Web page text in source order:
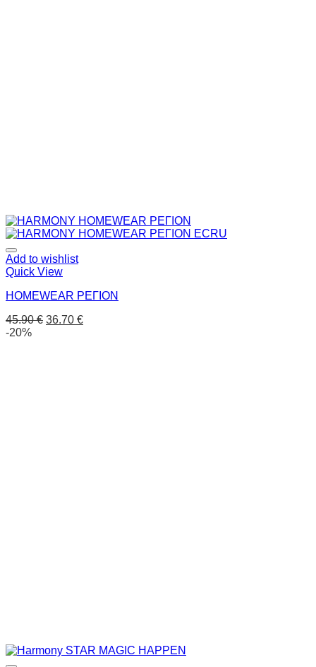
Add to wishlist
Quick View
HOMEWEAR ΡΕΓΙΟΝ
45.90€ 36.70 €
-20%